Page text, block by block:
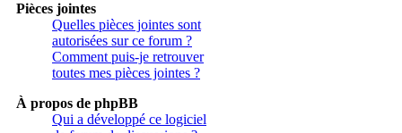
Pièces jointes
Quelles pièces jointes sont
autorisées sur ce forum ?
Comment puis-je retrouver
toutes mes pièces jointes ?
À propos de phpBB
Qui a développé ce logiciel